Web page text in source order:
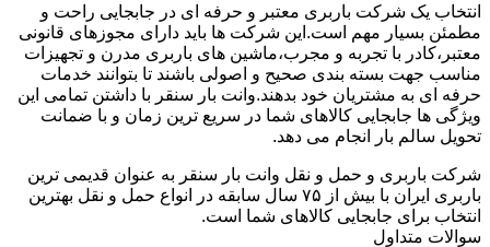
انتخاب یک شرکت باربری معتبر و حرفه ای در جابجایی راحت و
مطمئن بسیار مهم است.این شرکت ها باید دارای مجوزهای قانونی
معتبر،کادر با تجربه و مجرب،ماشین های باربری مدرن و تجهیزات
مناسب جهت بسته بندی صحیح و اصولی باشند تا بتوانند خدمات
حرفه ای به مشتریان خود بدهند.وانت بار سنقر با داشتن تمامی این
ویژگی ها جابجایی کالاهای شما در سریع ترین زمان و با ضمانت
تحویل سالم بار انجام می دهد.
شرکت باربری و حمل و نقل وانت بار سنقر به عنوان قدیمی ترین
باربری ایران با بیش از ۷۵ سال سابقه در انواع حمل و نقل بهترین
انتخاب برای جابجایی کالاهای شما است.
سوالات متداول